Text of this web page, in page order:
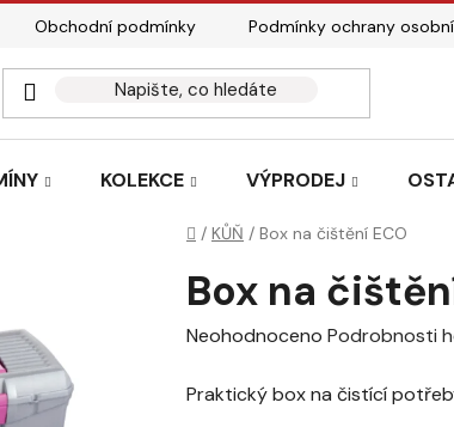
Obchodní podmínky Podmínky ochrany
KOLEKCE VÝPRODEJ
Domů
/ KŮŇ / Box na čištění ECO
Box na
Průměrné
produktu
Neohodnoceno Podrobnosti
Praktický box na čistící